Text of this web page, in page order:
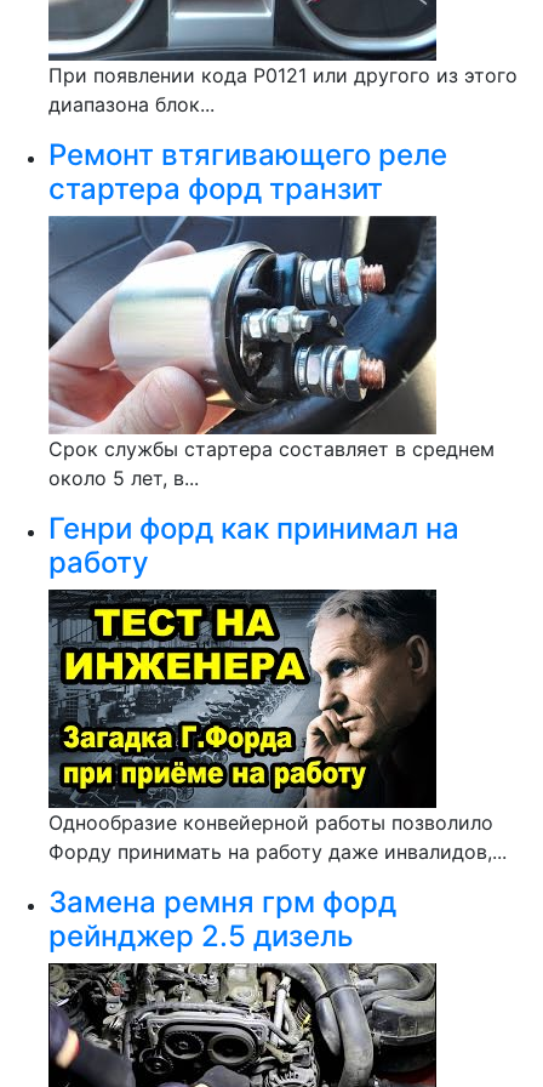
При появлении кода P0121 или другого из этого
диапазона блок...
Ремонт втягивающего реле
стартера форд транзит
Срок службы стартера составляет в среднем
около 5 лет, в...
Генри форд как принимал на
работу
Однообразие конвейерной работы позволило
Форду принимать на работу даже инвалидов,...
Замена ремня грм форд
рейнджер 2.5 дизель